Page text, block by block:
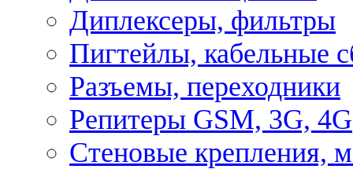
Диплексеры, фильтры
Пигтейлы, кабельные
Разъемы, переходники
Репитеры GSM, 3G, 4G
Стеновые крепления,